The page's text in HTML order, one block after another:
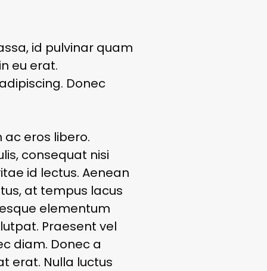
id pulvinar quam
eu erat.
Donec
ac eros libero.
consequat nisi
id lectus. Aenean
at tempus lacus
elementum
Praesent vel
diam. Donec a
erat. Nulla luctus